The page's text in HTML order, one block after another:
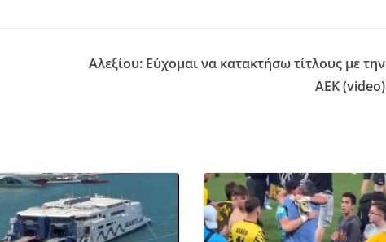
Αλεξίου: Εύχομαι να κατακτήσω τίτλους με την
ΑΕΚ (video)